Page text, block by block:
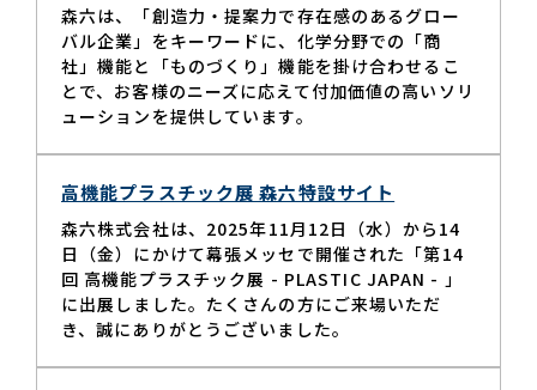
#グローバルネットワーク
#ダイバーシティ＆インクルージョン
#統合報告書
森六は、「創造力・提案力で存在感のあるグロー
バル企業」をキーワードに、化学分野での「商
社」機能と「ものづくり」機能を掛け合わせるこ
とで、お客様のニーズに応えて付加価値の高いソリ
ューションを提供しています。
高機能プラスチック展 森六特設サイト
森六株式会社は、2025年11月12日（水）から14
日（金）にかけて幕張メッセで開催された「第14
回 高機能プラスチック展 - PLASTIC JAPAN - 」
に出展しました。たくさんの方にご来場いただ
き、誠にありがとうございました。